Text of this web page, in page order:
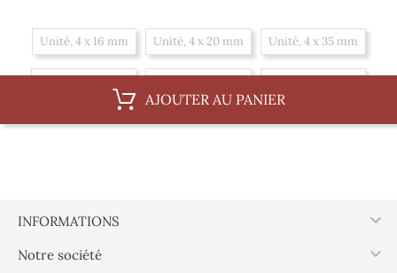
Unité, 4 x 16 mm Unité, 4 x 20 mm Unité, 4 x 35 mm
Unité, 4 x 30 mm Boite, 4 x 35 mm Boite, 4 x 25 mm
AJOUTER AU PANIER
INFORMATIONS 
Notre société 